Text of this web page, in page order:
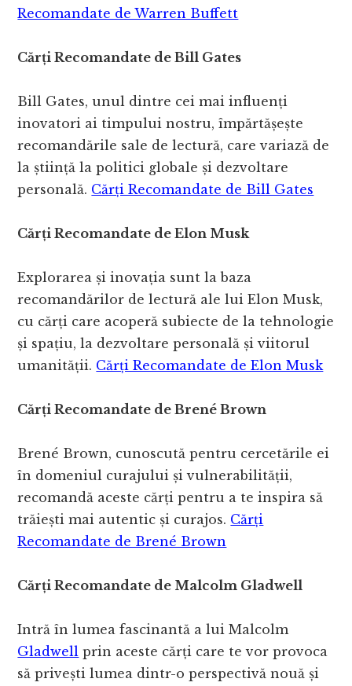
Recomandate de Warren Buffett
Cărți Recomandate de Bill Gates
Bill Gates, unul dintre cei mai influenți
inovatori ai timpului nostru, împărtășește
recomandările sale de lectură, care variază de
la știință la politici globale și dezvoltare
personală. Cărți Recomandate de Bill Gates
Cărți Recomandate de Elon Musk
Explorarea și inovația sunt la baza
recomandărilor de lectură ale lui Elon Musk,
cu cărți care acoperă subiecte de la tehnologie
și spațiu, la dezvoltare personală și viitorul
umanității. Cărți Recomandate de Elon Musk
Cărți Recomandate de Brené Brown
Brené Brown, cunoscută pentru cercetările ei
în domeniul curajului și vulnerabilității,
recomandă aceste cărți pentru a te inspira să
trăiești mai autentic și curajos. Cărți
Recomandate de Brené Brown
Cărți Recomandate de Malcolm Gladwell
Intră în lumea fascinantă a lui Malcolm
Gladwell prin aceste cărți care te vor provoca
să privești lumea dintr-o perspectivă nouă și